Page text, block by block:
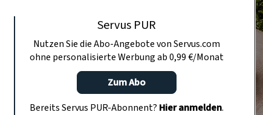
Servus PUR
Nutzen Sie die Abo-Angebote von Servus.com
ohne personalisierte Werbung ab 0,99 €/Monat
Zum Abo
Bereits Servus PUR-Abonnent? Hier anmelden.